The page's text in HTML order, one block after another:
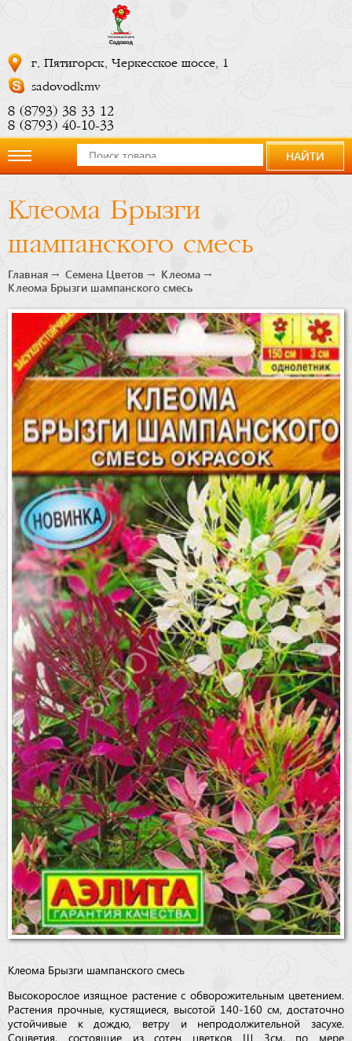
г. Пятигорск, Черкесское шоссе, 1
sadovodkmv
8 (8793) 38 33 12
8 (8793) 40-10-33
компании
Купить
сейчас
Бренды
Доставка
Оптовикам
НАЙТИ
Клеома Брызги
шампанского смесь
Главная Семена Цветов
Клеома
Клеома Брызги шампанского смесь
Клеома Брызги шампанского смесь
Высокорослое изящное растение с обворожительным цветением.
Растения прочные, кустящиеся, высотой 140-160 см, достаточно
устойчивые к дождю, ветру и непродолжительной засухе.
Соцветия, состоящие из сотен цветков Ø 3см, по мере